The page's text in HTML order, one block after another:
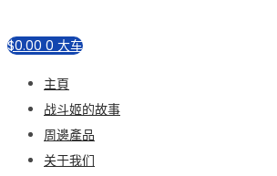
$0.00 0 大车
主頁
战斗姬的故事
周邊產品
关于我们